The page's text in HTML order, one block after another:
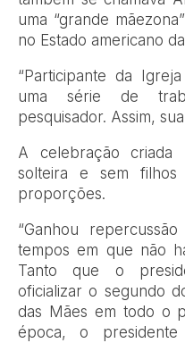
uma “grande
no Estado americano
“Participante da
uma série de
pesquisador. Assim,
A celebração
solteira e sem
proporções.
“Ganhou
tempos em que não
Tanto que o
oficializar o segundo
das Mães em todo o
época, o